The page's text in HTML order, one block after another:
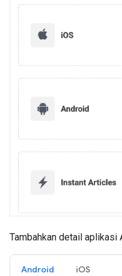
Tambahkan detail aplikasi
Android iOS